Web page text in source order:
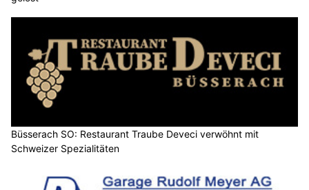
Büsserach SO: Restaurant Traube Deveci verwöhnt mit
Schweizer Spezialitäten